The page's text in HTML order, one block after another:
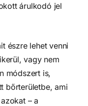
árulkodó jel
észre lehet venni
vagy nem
módszert is,
bőrterületbe, ami
– a